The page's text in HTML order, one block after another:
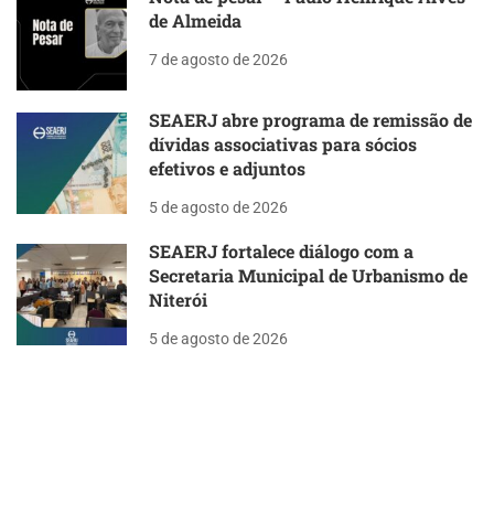
de Almeida
7 de agosto de 2026
SEAERJ abre programa de remissão de
dívidas associativas para sócios
efetivos e adjuntos
5 de agosto de 2026
SEAERJ fortalece diálogo com a
Secretaria Municipal de Urbanismo de
Niterói
5 de agosto de 2026